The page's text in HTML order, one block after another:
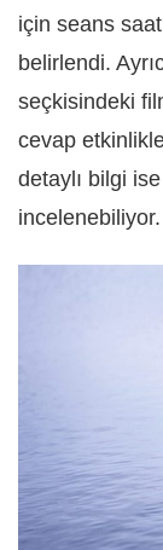
için seans
belirlendi.
seçkisindeki
cevap
detaylı bilgi ise
incelenebiliyor.